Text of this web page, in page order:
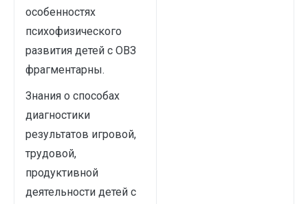
особенностях
психофизического
развития детей с ОВЗ
фрагментарны.
Знания о способах
диагностики
результатов игровой,
трудовой,
продуктивной
деятельности детей с